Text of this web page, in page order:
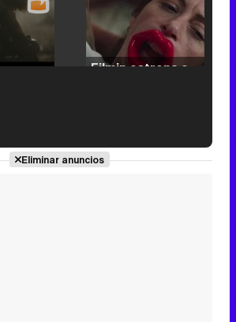
/
'120 Minutos' celebra sus 2.000 programas en Telemadrid con un vídeo del día a día en la redacción
Eliminar anuncios